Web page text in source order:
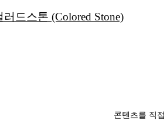
드스톤 (Colored Stone)
콘텐츠를 직